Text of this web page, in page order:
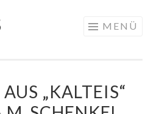
MENÜ
„KALTEIS“